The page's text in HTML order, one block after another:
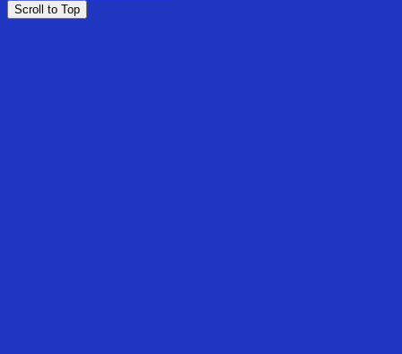
Scroll to Top